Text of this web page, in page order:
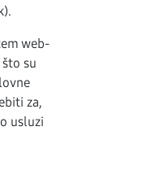
web-
su
za,
usluzi